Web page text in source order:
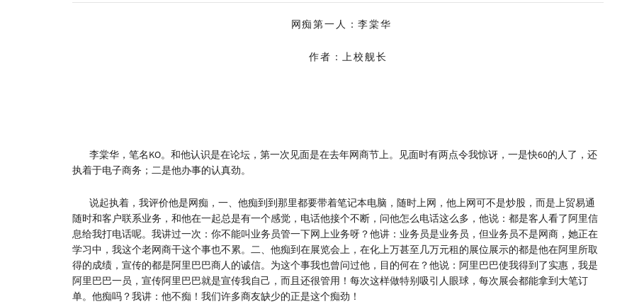
网痴第一人：李棠华
作者：上校舰长
李棠华，笔名KO。和他认识是在论坛，第一次见面是在去年网商节上。见面时有两点令我惊讶，一是快60的人了，还
执着于电子商务；二是他办事的认真劲。
说起执着，我评价他是网痴，一、他痴到到那里都要带着笔记本电脑，随时上网，他上网可不是炒股，而是上贸易通
随时和客户联系业务，和他在一起总是有一个感觉，电话他接个不断，问他怎么电话这么多，他说：都是客人看了阿里信
息给我打电话呢。我讲过一次：你不能叫业务员管一下网上业务呀？他讲：业务员是业务员，但业务员不是网商，她正在
学习中，我这个老网商干这个事也不累。二、他痴到在展览会上，在化上万甚至几万元租的展位展示的都是他在阿里所取
得的成绩，宣传的都是阿里巴巴商人的诚信。为这个事我也曾问过他，目的何在？他说：阿里巴巴使我得到了实惠，我是
阿里巴巴一员，宣传阿里巴巴就是宣传我自己，而且还很管用！每次这样做特别吸引人眼球，每次展会都能拿到大笔订
单。他痴吗？我讲：他不痴！我们许多商友缺少的正是这个痴劲！